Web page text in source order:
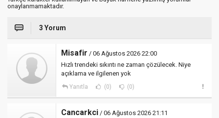
onaylanmamaktadır.
3 Yorum
Misafir / 06 Ağustos 2026 22:00
Hızlı trendeki sıkıntı ne zaman çözülecek. Niye
açıklama ve ilgilenen yok
Yanıtla (0) (0)
Cancarkci / 06 Ağustos 2026 21:11